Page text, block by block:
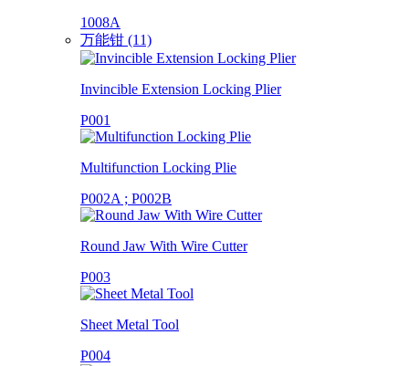
1008A
万能钳 (11)
Invincible Extension Locking Plier
P001
Multifunction Locking Plie
P002A ; P002B
Round Jaw With Wire Cutter
P003
Sheet Metal Tool
P004